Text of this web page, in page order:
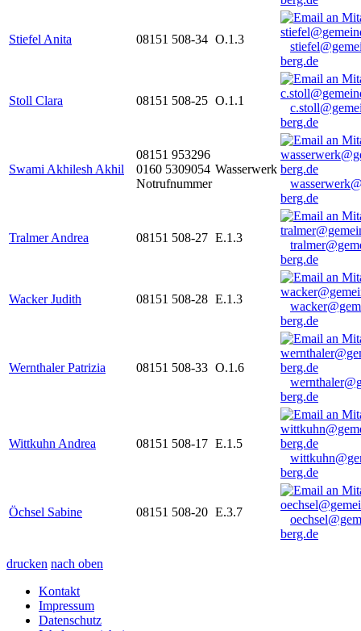
Stiefel Anita 08151 508-34 O.1.3
berg.de
Stoll Clara 08151 508-25 O.1.1
berg.de
Swami Akhilesh Akhil
08151 953296
0160 5309054
Notrufnummer
Wasserwerk
berg.de
Tralmer Andrea 08151 508-27 E.1.3
berg.de
Wacker Judith 08151 508-28 E.1.3
berg.de
Wernthaler Patrizia 08151 508-33 O.1.6
berg.de
Wittkuhn Andrea 08151 508-17 E.1.5
berg.de
Öchsel Sabine 08151 508-20 E.3.7
berg.de
drucken nach oben
Kontakt
Impressum
Datenschutz